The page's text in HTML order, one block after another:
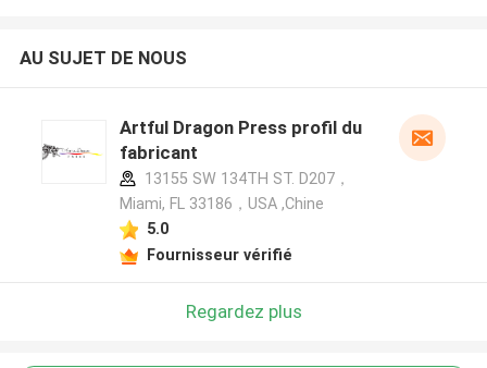
AU SUJET DE NOUS
Artful Dragon Press profil du
fabricant
13155 SW 134TH ST. D207，
Miami, FL 33186，USA ,Chine
5.0
Fournisseur vérifié
Regardez plus